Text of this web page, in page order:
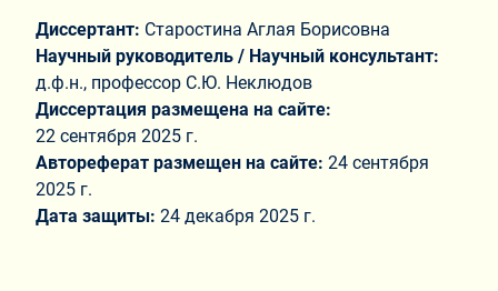
Диссертант: Старостина Аглая Борисовна
Научный руководитель / Научный консультант:
д.ф.н., профессор С.Ю. Неклюдов
Диссертация размещена на сайте:
22 сентября 2025 г.
Автореферат размещен на сайте: 24 сентября
2025 г.
Дата защиты: 24 декабря 2025 г.